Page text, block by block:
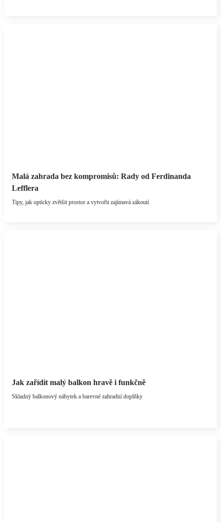
Malá zahrada bez kompromisů: Rady od Ferdinanda
Lefflera
Tipy, jak opticky zvětšit prostor a vytvořit zajímavá zákoutí
Jak zařídit malý balkon hravě i funkčně
Skladný balkonový nábytek a barevné zahradní doplňky